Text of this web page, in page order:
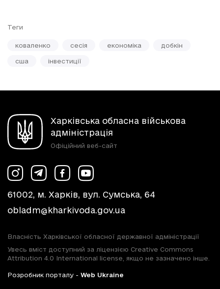
Теги
коваленко сесія економіка добкін
сша інвестиції
Харківська обласна військова
адміністрація
Офіційний веб-сайт
61002, м. Харків, вул. Сумська, 64
obladm@kharkivoda.gov.ua
Власність Харківської обласної державної адміністрації
Увесь вміст доступний за ліцензією Creative Commons
Attribution 4.0 International license, якщо не зазначено інше.
Розробник порталу - Web Ukraine